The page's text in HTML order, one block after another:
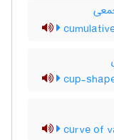
cup-
curve of